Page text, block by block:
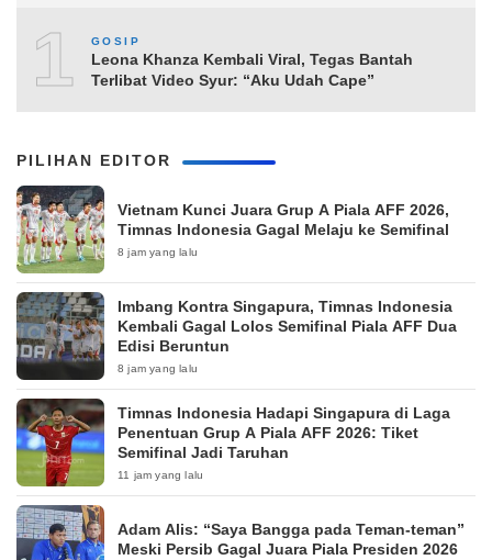
10
GOSIP
Leona Khanza Kembali Viral, Tegas Bantah
Terlibat Video Syur: “Aku Udah Cape”
PILIHAN EDITOR
Vietnam Kunci Juara Grup A Piala AFF 2026,
Timnas Indonesia Gagal Melaju ke Semifinal
8 jam yang lalu
Imbang Kontra Singapura, Timnas Indonesia
Kembali Gagal Lolos Semifinal Piala AFF Dua
Edisi Beruntun
8 jam yang lalu
Timnas Indonesia Hadapi Singapura di Laga
Penentuan Grup A Piala AFF 2026: Tiket
Semifinal Jadi Taruhan
11 jam yang lalu
Adam Alis: “Saya Bangga pada Teman-teman”
Meski Persib Gagal Juara Piala Presiden 2026